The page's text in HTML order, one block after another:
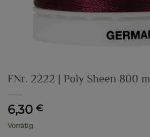
FNr. 2222 | Poly Sheen 800 m
6,30 €
Vorrätig